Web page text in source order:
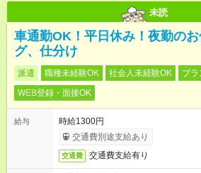
未読
車通勤OK！平日休み！夜勤の
グ、仕分け
派遣 職種未経験OK 社会人未経験OK
ブラ
WEB登録・面接OK
給与
時給1300円
交通費別途支給あり
交通費 交通費支給有り